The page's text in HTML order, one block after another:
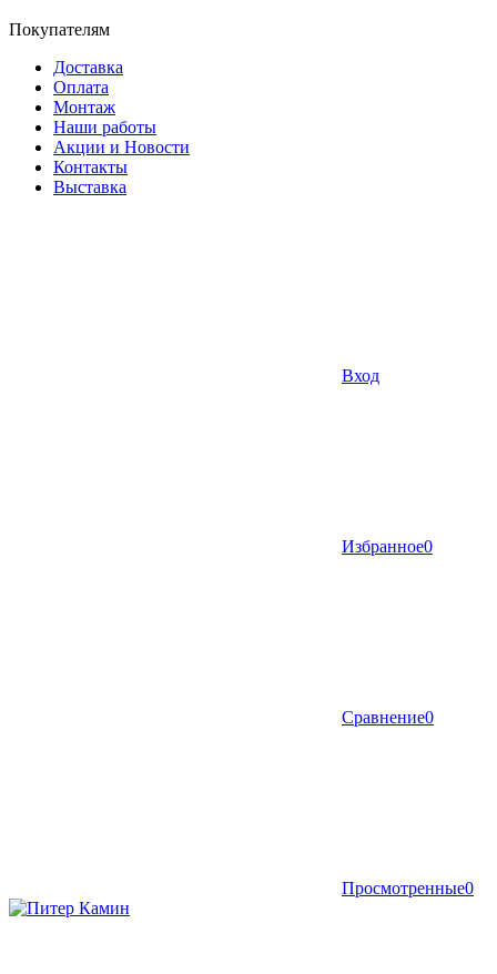
Покупателям
Доставка
Оплата
Монтаж
Наши работы
Акции и Новости
Контакты
Выставка
Вход
Избранное0
Сравнение0
Просмотренные0